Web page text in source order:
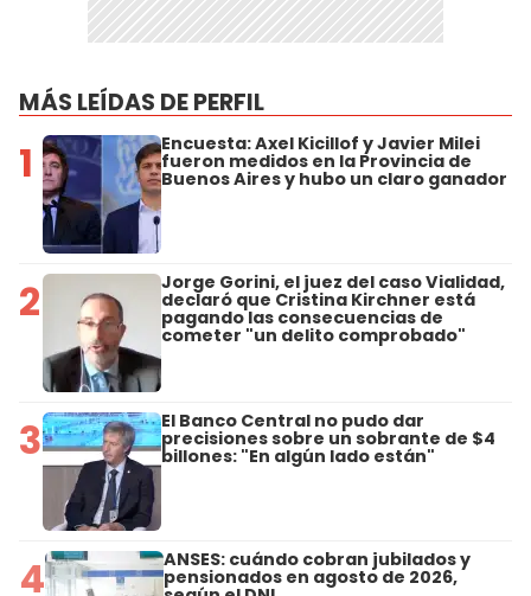
MÁS LEÍDAS DE PERFIL
1 Encuesta: Axel Kicillof y Javier Milei
fueron medidos en la Provincia de
Buenos Aires y hubo un claro ganador
2 Jorge Gorini, el juez del caso Vialidad,
declaró que Cristina Kirchner está
pagando las consecuencias de
cometer "un delito comprobado"
3 El Banco Central no pudo dar
precisiones sobre un sobrante de $4
billones: "En algún lado están"
4 ANSES: cuándo cobran jubilados y
pensionados en agosto de 2026,